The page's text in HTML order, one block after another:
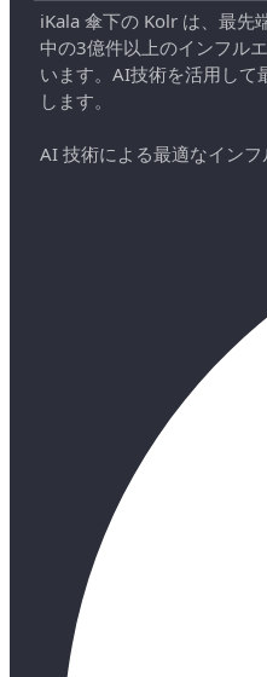
iKala 傘下の Kolr は、最先
中の3億件以上のインフル
います。AI技術を活用して
します。
AI 技術による最適なイン